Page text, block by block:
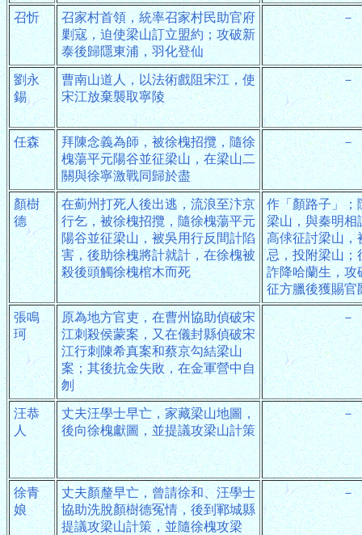
召忻
召家村首領，統率召家村民助官府
剿寇，迫使梁山訂立盟約；攻破新
泰後歸隱東浦，羽化登仙
－
劉永
錫
曹南山道人，以法術戲阻宋江，使
宋江放棄襲取寧陵
－
任森
拜陳念義為師，被徐槐招攬，隨徐
槐蕩平元陽谷並征梁山，在梁山二
關與徐寧激戰同歸於盡
－
顏樹
德
在薊州打死人後出逃，流浪至汴京
行乞，被徐槐招攬，隨徐槐蕩平元
陽谷並征梁山，被吳用行反間計陷
害，後助徐槐將計就計，在徐槐被
殺後頭觸徐槐棺木而死
作「顏路子」；
梁山，與秦明相
高俅征討梁山，
忌，投附梁山；
詐降哈蘭生，攻
征方臘後獲賜官
張鳴
珂
原為地方官吏，在曹州協助偵破宋
江刺殺侯蒙案，又在儀封縣偵破宋
江行刺陳希真案和蔡京勾結梁山
案；其後抗金失敗，在金軍營中自
刎
－
汪恭
人
丈夫汪學士早亡，家藏梁山地圖，
後向徐槐獻圖，並提議攻梁山計策
－
徐青
娘
丈夫顏釐早亡，曾請徐和、汪學士
協助洗脫顏樹德冤情，後到鄆城縣
提議攻梁山計策，並隨徐槐攻梁
－